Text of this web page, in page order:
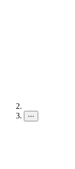
⋯